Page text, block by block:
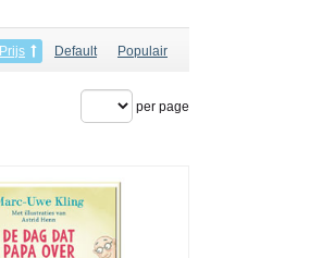
Prijs Default Populair
per page